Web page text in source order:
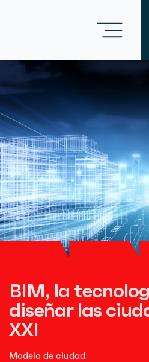
BIM, la
diseñar las
XXI
Modelo de ciudad